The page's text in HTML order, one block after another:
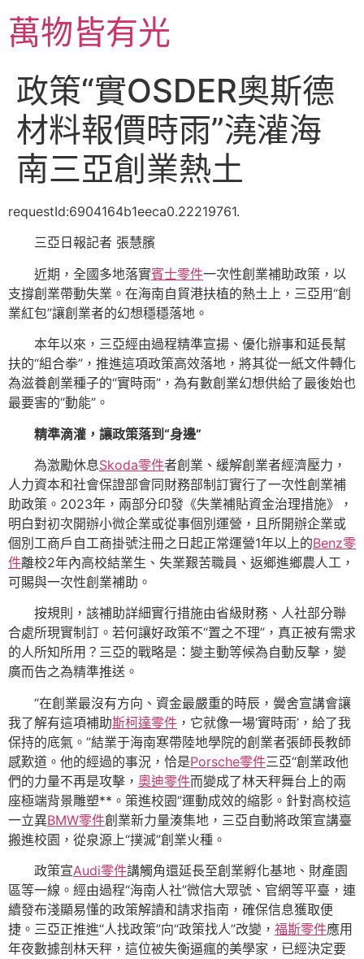
主萬物皆有光
政策“實OSDER奧斯德
材料報價時雨”澆灌海
南三亞創業熱土
requestId:6904164b1eeca0.22219761.
三亞日報記者 張慧臏
近期，全國多地落實賓士零件一次性創業補助政策，以
支撐創業帶動失業。在海南自貿港扶植的熱土上，三亞用“創
業紅包”讓創業者的幻想穩穩落地。
本年以來，三亞經由過程精準宣揚、優化辦事和延長幫
扶的“組合拳”，推進這項政策高效落地，將其從一紙文件轉化
為滋養創業種子的“實時雨”，為有數創業幻想供給了最後始也
最要害的“動能”。
精準滴灌，讓政策落到“身邊”
為激勵休息Skoda零件者創業、緩解創業者經濟壓力，
人力資本和社會保證部會同財務部制訂實行了一次性創業補
助政策。2023年，兩部分印發《失業補貼資金治理措施》，
明白對初次開辦小微企業或從事個別運營，且所開辦企業或
個別工商戶自工商掛號注冊之日起正常運營1年以上的Benz零
件離校2年內高校結業生、失業艱苦職員、返鄉進鄉農人工，
可賜與一次性創業補助。
按規則，該補助詳細實行措施由省級財務、人社部分聯
合處所現實制訂。若何讓好政策不“置之不理”，真正被有需求
的人所知所用？三亞的戰略是：變主動等候為自動反擊，變
廣而告之為精準推送。
“在創業最沒有方向、資金最嚴重的時辰，黌舍宣講會讓
我了解有這項補助斯柯達零件 ，它就像一場‘實時雨’，給了我
保持的底氣。”結業于海南寒帶陸地學院的創業者張師長教師
感歎道。他的經過的事況，恰是Porsche零件三亞“創業政他
們的力量不再是攻擊， 奧迪零件而變成了林天秤舞台上的兩
座極端背景雕塑**。策進校園”運動成效的縮影。針對高校這
一立異BMW零件創業新力量湊集地，三亞自動將政策宣講臺
搬進校園，從泉源上“撲滅”創業火種。
政策宣Audi零件講觸角還延長至創業孵化基地、財產園
區等一線。經由過程“海南人社”微信大眾號、官網等平臺，連
續發布淺顯易懂的政策解讀和請求指南，確保信息獲取便
捷。三亞正推進“人找政策”向“政策找人”改變， 福斯零件應用
年夜數據剖林天秤，這位被失衡逼瘋的美學家，已經決定要